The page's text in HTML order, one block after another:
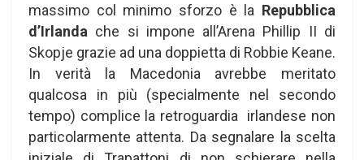
massimo col minimo sforzo è la Repubblica
d’Irlanda che si impone all’Arena Phillip II di
Skopje grazie ad una doppietta di Robbie Keane.
In verità la Macedonia avrebbe meritato
qualcosa in più (specialmente nel secondo
tempo) complice la retroguardia irlandese non
particolarmente attenta. Da segnalare la scelta